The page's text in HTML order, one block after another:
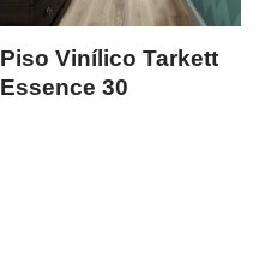
Piso Vinílico Tarkett
Essence 30